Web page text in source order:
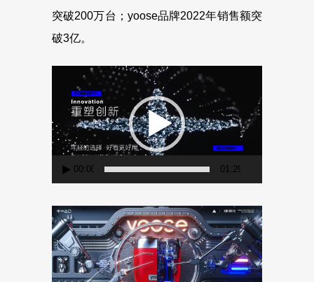
突破200万台；yoose品牌2022年销售额突
破3亿。
视
频
播
放
器
00:00 01:29